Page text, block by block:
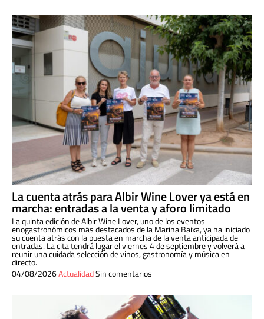
La cuenta atrás para Albir Wine Lover ya está en
marcha: entradas a la venta y aforo limitado
La quinta edición de Albir Wine Lover, uno de los eventos
enogastronómicos más destacados de la Marina Baixa, ya ha iniciado
su cuenta atrás con la puesta en marcha de la venta anticipada de
entradas. La cita tendrá lugar el viernes 4 de septiembre y volverá a
reunir una cuidada selección de vinos, gastronomía y música en
directo.
04/08/2026ActualidadSin comentarios